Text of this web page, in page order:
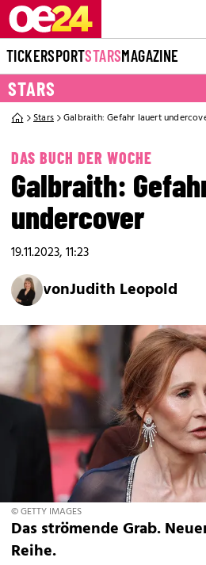
TICKERSPORTSTARSMAGAZINE
STARS
Stars Galbraith: Gefahr lauert
DAS BUCH DER WOCHE
Galbraith:
undercover
19.11.2023, 11:23
vonJudith Leopold
© GETTY IMAGES
Das strömende Grab.
Reihe.